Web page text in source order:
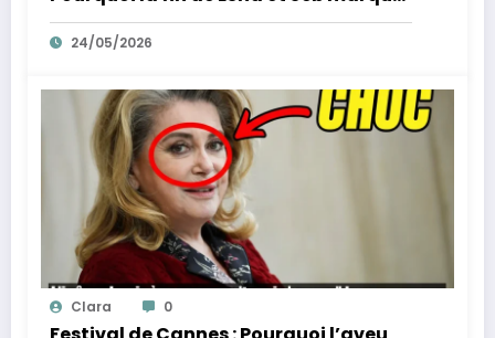
la fin de l’innocence sur YouTube
24/05/2026
Clara 0